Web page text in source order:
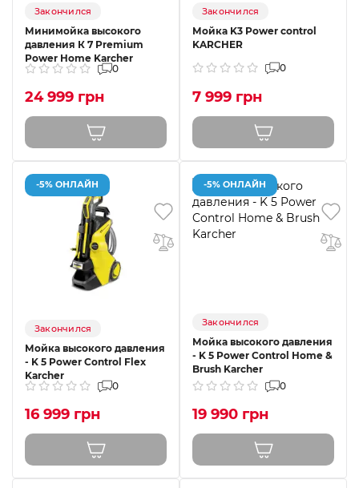
Закончился
Минимойка высокого
давления К 7 Premium
Power Home Karcher
0
24 999 грн
Закончился
Мойка K3 Power control
KARCHER
0
7 999 грн
-5% ОНЛАЙН
Закончился
Мойка высокого давления
- K 5 Power Control Flex
Karcher
0
16 999 грн
-5% ОНЛАЙН
Закончился
Мойка высокого давления
- K 5 Power Control Home &
Brush Karcher
0
19 990 грн